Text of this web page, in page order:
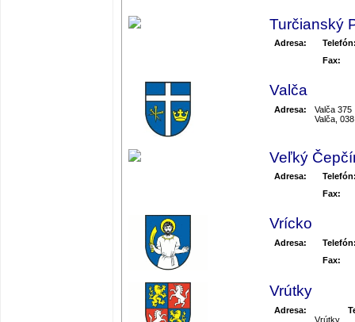
Turčianský
Adresa:
Fax:
Valča
Adresa:
Valča 375
Valča,
Veľký
Adresa:
Fax:
Vrícko
Adresa:
Fax:
Vrútky
Adresa:
Vrútky